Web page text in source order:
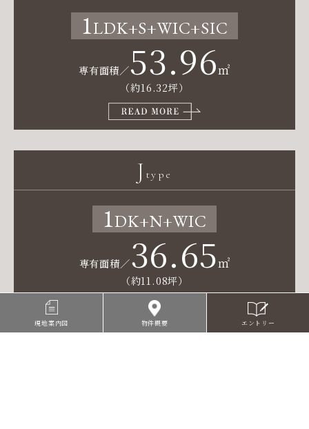
現地案内図 物件概要 エントリー
1LDK+S+WIC+SIC
専有面積／53.96㎡
（約16.32坪）
J type
1DK+N+WIC
専有面積／36.65㎡
（約11.08坪）
WIC＝ウォークインクロゼット SIC＝シューズインクロゼット